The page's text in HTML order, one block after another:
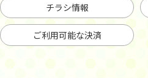
チラシ情報
ご利用可能な決済